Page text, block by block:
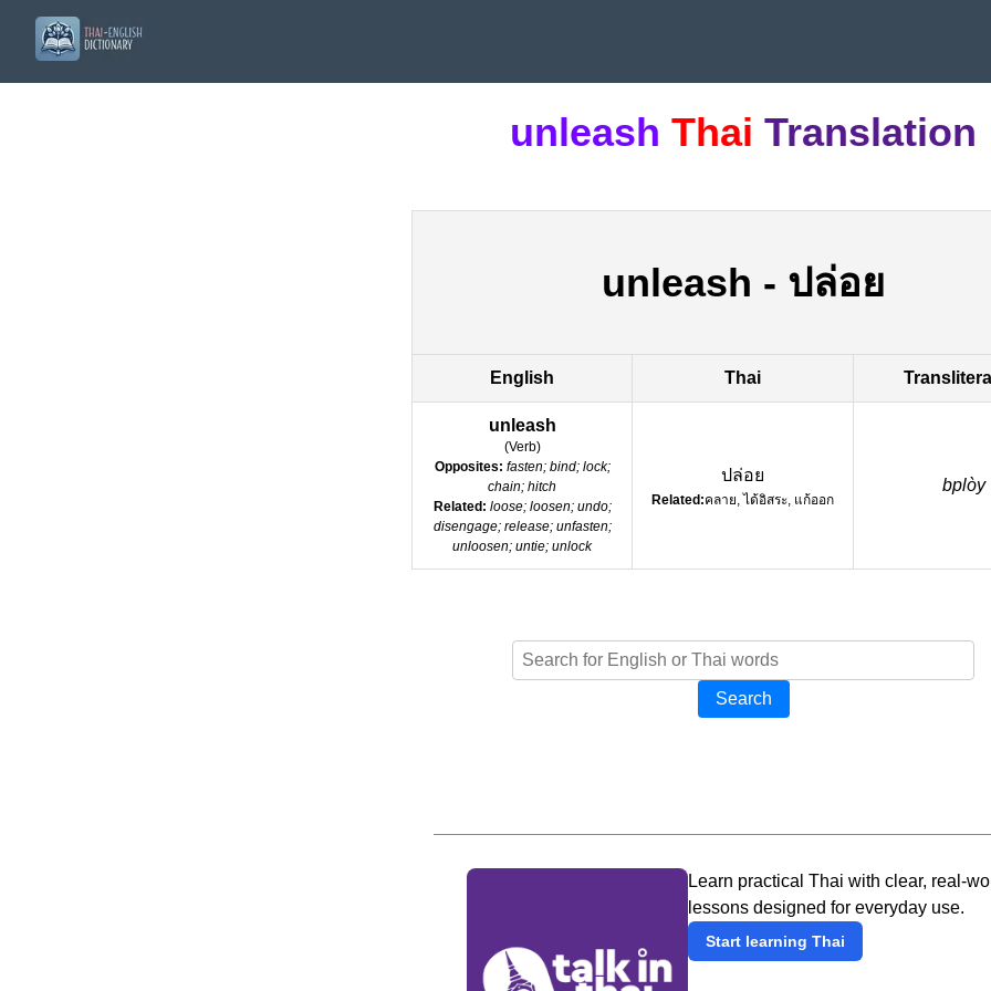
unleash Thai Translation
unleash - ปล่อย
English Thai
unleash
(Verb)
Opposites: fasten; bind; lock;
chain; hitch
Related: loose; loosen; undo;
disengage; release; unfasten;
unloosen; untie; unlock
ปล่อย
Related:คลาย, ได้อิสระ, แก้ออก
bplòy
Search
Learn practical Thai with clear, real-
lessons designed for everyday use.
Start learning Thai